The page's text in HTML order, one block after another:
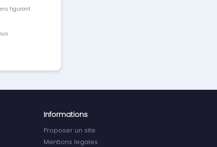
figurant
Informations
Proposer un site
Mentions legales